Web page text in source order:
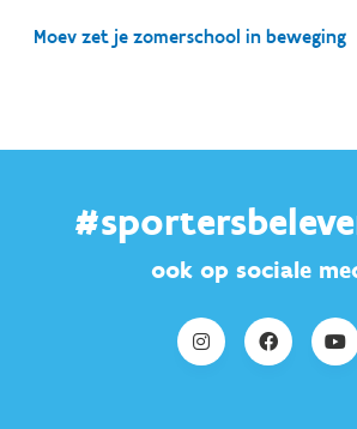
Moev zet je zomerschool in beweging
ook op sociale